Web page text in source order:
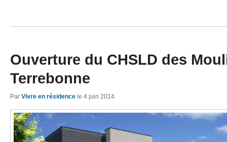
Ouverture du CHSLD des
Terrebonne
Par Vivre en résidence le 4 juin 2014